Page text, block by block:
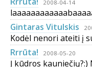
2008-04-14
Gintaras Vitulskis
Kodėl nenori ateiti į
Rrrūta!
2008-05-20
Į kūdros